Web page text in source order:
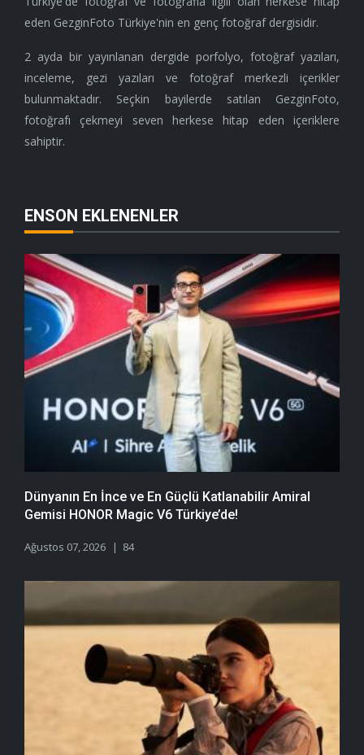
eden GezginFoto Türkiye'nin en genç fotoğraf dergisidir.
2 ayda bir yayınlanan dergide porfolyo, fotoğraf yazıları,
inceleme, gezi yazıları ve fotoğraf merkezli içerikler
bulunmaktadır. Seçkin bayilerde satılan GezginFoto,
fotoğrafı çekmeyi seven herkese hitap eden içeriklere
sahiptir.
ENSON EKLENENLER
Dünyanın En İnce ve En Güçlü Katlanabilir Amiral
Gemisi HONOR Magic V6 Türkiye’de!
Ağustos 07, 2026 84